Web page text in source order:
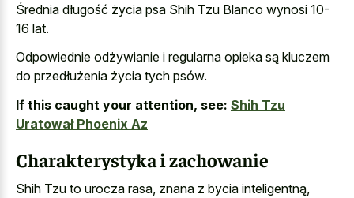
Średnia długość życia psa Shih Tzu Blanco wynosi 10-
16 lat.
Odpowiednie odżywianie i regularna opieka są kluczem
do przedłużenia życia tych psów.
If this caught your attention, see: Shih Tzu
Uratował Phoenix Az
Charakterystyka i zachowanie
Shih Tzu to urocza rasa, znana z bycia inteligentną,